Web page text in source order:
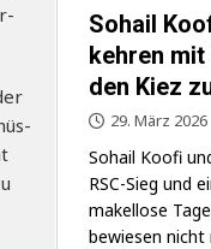
Sohail
kehren mit
den Kiez
29. März 2026
Sohail Koo­fi
RSC-Sieg und
makel­lo­se
bewie­sen